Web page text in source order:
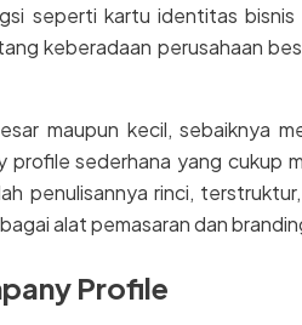
seperti kartu identitas
keberadaan perusahaan
maupun kecil, sebaiknya
sederhana yang cukup
penulisannya rinci,
alat pemasaran dan
Profile